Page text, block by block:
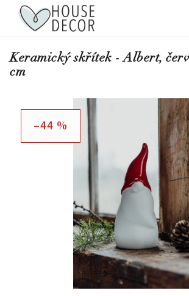
Keramický skřítek - Albert,
cm
–44 %